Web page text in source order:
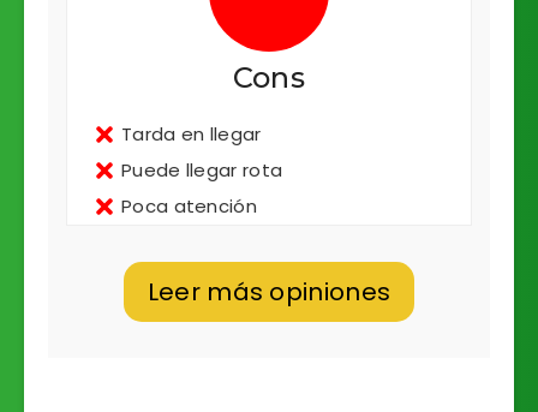
Cons
Tarda en llegar
Puede llegar rota
Poca atención
Leer más opiniones